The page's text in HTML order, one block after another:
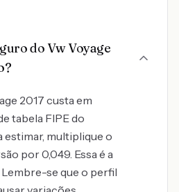
do Vw Voyage
2017 custa em
tabela FIPE do
estimar, multiplique o
por 0,049. Essa é a
Lembre-se que o perfil